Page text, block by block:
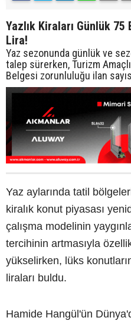
Yazlık Kiraları Günlük 75
Lira!
Yaz sezonunda günlük ve
talep sürerken, Turizm
Belgesi zorunluluğu ilan
Yaz aylarında tatil
kiralık konut piyasası
çalışma modelinin
tercihinin artmasıyla
yükselirken, lüks
liraları buldu.
Hamide Hangül'ün